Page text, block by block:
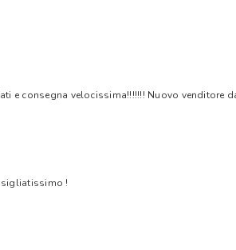
consegna velocissima!!!!!!! Nuovo venditore
!